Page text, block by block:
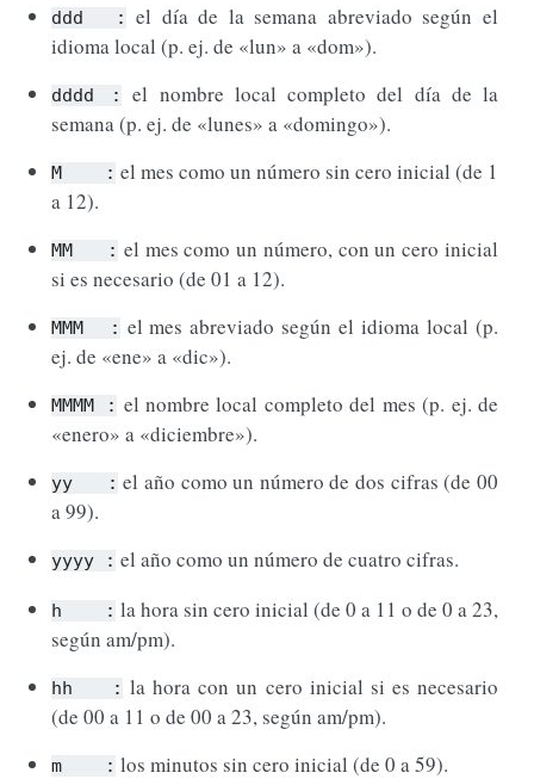
ddd :
el día de la semana abreviado según el
idioma local (p. ej. de «lun» a «dom»).
dddd :
el nombre local completo del día de la
semana (p. ej. de «lunes» a «domingo»).
M : el mes como un número sin cero inicial (de 1
a 12).
MM : el mes como un número, con un cero inicial
si es necesario (de 01 a 12).
MMM : el mes abreviado según el idioma local (p.
ej. de «ene» a «dic»).
MMMM : el nombre local completo del mes (p. ej. de
«enero» a «diciembre»).
yy : el año como un número de dos cifras (de 00
a 99). ­
yyyy : el año como un número de cuatro cifras.
h : la hora sin cero inicial (de 0 a 11 o de 0 a 23,
según am/pm).
hh : la hora con un cero inicial si es necesario
(de 00 a 11 o de 00 a 23, según am/pm).
m : los minutos sin cero inicial (de 0 a 59).